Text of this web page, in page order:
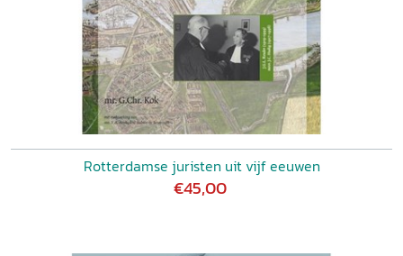
Rotterdamse juristen uit vijf eeuwen
€45,00